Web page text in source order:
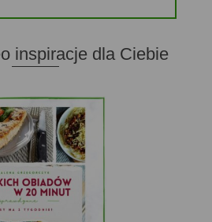
inspiracje dla Ciebie